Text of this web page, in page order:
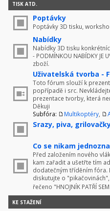
TISK ATD.
Poptávky
Poptávky 3D tisku,
Nabídky
Nabídky 3D tisku
- PODMÍNKOU NABÍDKY JE
zboží.
Uživatelská tvorba -
Toto fórum slouží k
popřípadě i src.
prezentace tvorby, která
Děkuji
Subfóra:
Multikoptéry
Srazy, piva,
Co se nikam
Před založením nového
kam zařadit a ušetřte tím
dodatečným tříděním fóra.
diskutujte o
řečeno "HNOJNÍK PATŘÍ
KE STAŽENÍ